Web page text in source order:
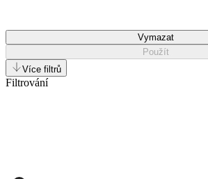
Vymazat
Použít
Více filtrů
Filtrování